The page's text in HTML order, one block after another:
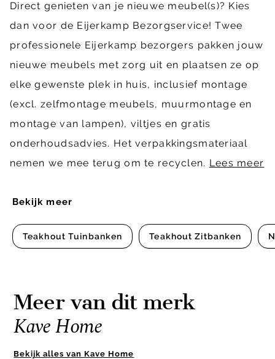
Bekijk meer
Teakhout Tuinbanken Teakhout Zitbanken
Direct genieten van je nieuwe meubel(s)? Kies
dan voor de Eijerkamp Bezorgservice! Twee
professionele Eijerkamp bezorgers pakken jouw
nieuwe meubels met zorg uit en plaatsen ze op
elke gewenste plek in huis, inclusief montage
(excl. zelfmontage meubels, muurmontage en
montage van lampen), viltjes en gratis
onderhoudsadvies. Het verpakkingsmateriaal
nemen we mee terug om te recyclen. Lees meer
Meer van dit merk
Kave Home
Bekijk alles van Kave Home